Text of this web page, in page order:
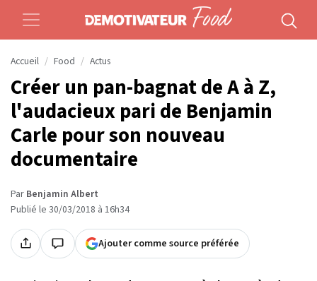
Accueil Food Actus
Créer un pan-bagnat de A à Z,
l'audacieux pari de Benjamin
Carle pour son nouveau
documentaire
Par Benjamin Albert
Publié le 30/03/2018 à 16h34
Ajouter comme source préférée